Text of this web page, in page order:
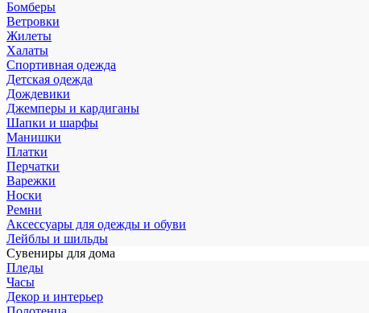
Бомберы
Ветровки
Жилеты
Халаты
Спортивная одежда
Детская одежда
Дождевики
Джемперы и кардиганы
Шапки и шарфы
Манишки
Платки
Перчатки
Варежки
Носки
Ремни
Аксессуары для одежды и обуви
Лейблы и шильды
Сувениры для дома
Пледы
Часы
Декор и интерьер